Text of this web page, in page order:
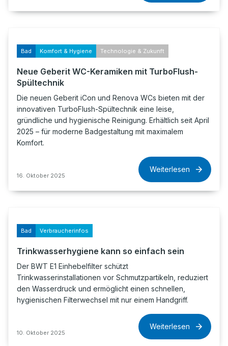
Bad Komfort & Hygiene Technologie & Zukunft
Neue Geberit WC-Keramiken mit TurboFlush-
Spültechnik
Die neuen Geberit iCon und Renova WCs bieten mit der
innovativen TurboFlush-Spültechnik eine leise,
gründliche und hygienische Reinigung. Erhältlich seit April
2025 – für moderne Badgestaltung mit maximalem
Komfort.
16. Oktober 2025
Weiterlesen
Bad Verbraucherinfos
Trinkwasserhygiene kann so einfach sein
Der BWT E1 Einhebelfilter schützt
Trinkwasserinstallationen vor Schmutzpartikeln, reduziert
den Wasserdruck und ermöglicht einen schnellen,
hygienischen Filterwechsel mit nur einem Handgriff.
10. Oktober 2025
Weiterlesen